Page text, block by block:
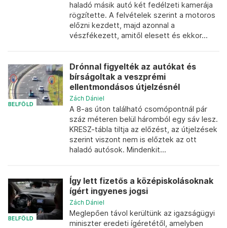
haladó másik autó két fedélzeti kamerája
rögzítette. A felvételek szerint a motoros
előzni kezdett, majd azonnal a
vészfékezett, amitől elesett és ekkor...
BELFÖLD
Drónnal figyelték az autókat és
bírságoltak a veszprémi
ellentmondásos útjelzésnél
Zách Dániel
A 8-as úton található csomópontnál pár
száz méteren belül háromból egy sáv lesz.
KRESZ-tábla tiltja az előzést, az útjelzések
szerint viszont nem is előztek az ott
haladó autósok. Mindenkit...
BELFÖLD
Így lett fizetős a középiskolásoknak
ígért ingyenes jogsi
Zách Dániel
Meglepően távol kerültünk az igazságügyi
miniszter eredeti ígéretétől, amelyben